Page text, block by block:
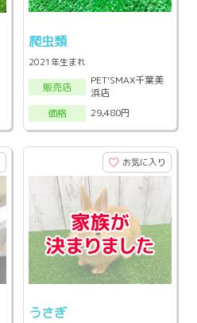
爬虫類
2021年生まれ
販売店
PET'SMAX千葉美
浜店
価格
29,480円
お気に入り
うさぎ